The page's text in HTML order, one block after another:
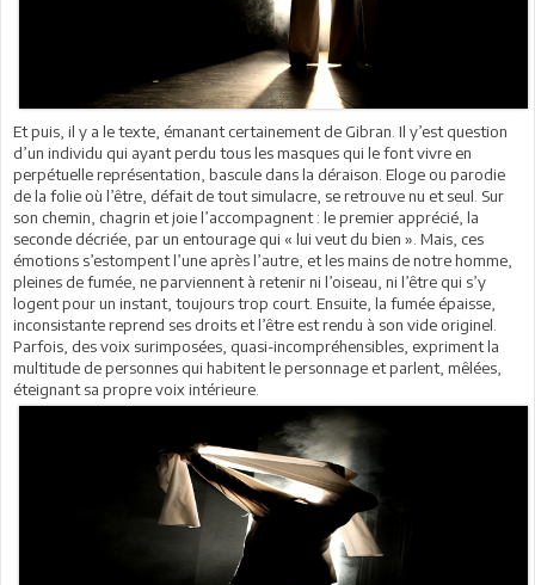
Et puis, il y a le texte, émanant certainement de Gibran. Il y’est question
d’un individu qui ayant perdu tous les masques qui le font vivre en
perpétuelle représentation, bascule dans la déraison. Eloge ou parodie
de la folie où l’être, défait de tout simulacre, se retrouve nu et seul. Sur
son chemin, chagrin et joie l’accompagnent : le premier apprécié, la
seconde décriée, par un entourage qui « lui veut du bien ». Mais, ces
émotions s’estompent l’une après l’autre, et les mains de notre homme,
pleines de fumée, ne parviennent à retenir ni l’oiseau, ni l’être qui s’y
logent pour un instant, toujours trop court. Ensuite, la fumée épaisse,
inconsistante reprend ses droits et l’être est rendu à son vide originel.
Parfois, des voix surimposées, quasi-incompréhensibles, expriment la
multitude de personnes qui habitent le personnage et parlent, mêlées,
éteignant sa propre voix intérieure.